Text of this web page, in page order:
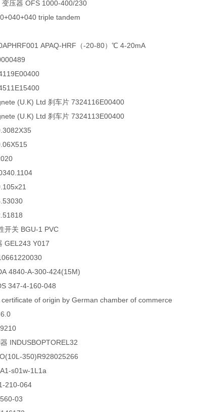
变压器 OFS 1000-400/230
triple tandem
APAQ-HRF（-20-80）℃ 4-20mA
(U.K) Ltd 刹车片 7324116E00400
(U.K) Ltd 刹车片 7324113E00400
开关 BGU-1 PVC
GEL243 Y017
4840-A-300-424(15M)
347-4-160-048
of origin by German chamber of commerce
INDUSBOPTOREL32
350)R928025266
s01w-1L1a
210-064
03